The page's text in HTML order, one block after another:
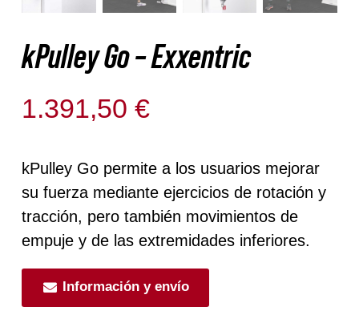
kPulley Go – Exxentric
1.391,50€
kPulley Go permite a los usuarios mejorar
su fuerza mediante ejercicios de rotación y
tracción, pero también movimientos de
empuje y de las extremidades inferiores.
Información y envío